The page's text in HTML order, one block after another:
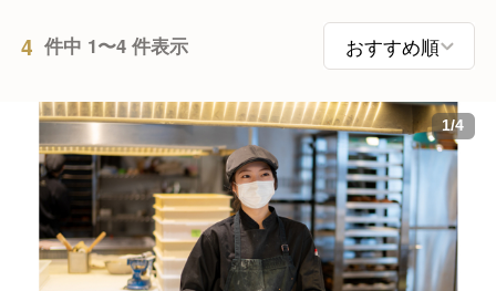
4 件中 1〜4 件表示
1/4